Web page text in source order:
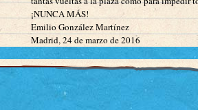
¡NUNCA MÁS!
Emilio González Martínez
Madrid, 24 de marzo de 2016